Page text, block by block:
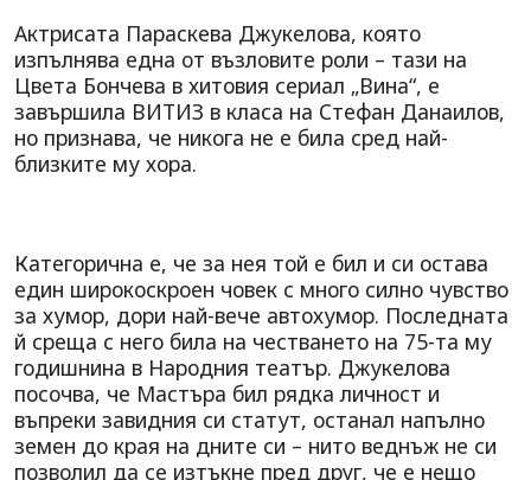
Актрисата Параскева Джукелова, която
изпълнява една от възловите роли – тази на
Цвета Бончева в хитовия сериал „Вина“, е
завършила ВИТИЗ в класа на Стефан Данаилов,
но признава, че никога не е била сред най-
близките му хора.
Категорична е, че за нея той е бил и си остава
един широкоскроен човек с много силно чувство
за хумор, дори най-вече автохумор. Последната
й среща с него била на честването на 75-та му
годишнина в Народния театър. Джукелова
посочва, че Мастъра бил рядка личност и
въпреки завидния си статут, останал напълно
земен до края на дните си – нито веднъж не си
позволил да се изтъкне пред друг, че е нещо